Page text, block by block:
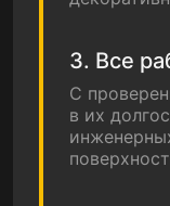
3. Все
С
в их